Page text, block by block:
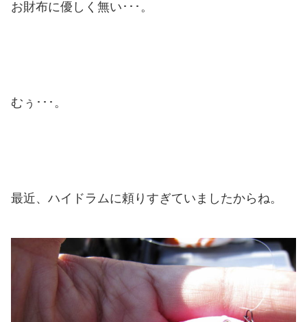
お財布に優しく無い･･･。
むぅ･･･。
最近、ハイドラムに頼りすぎていましたからね。